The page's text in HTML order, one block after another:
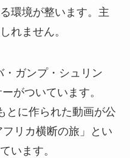
環境が整います。主
れません。
ガンプ・シュリン
がついています。
とに作られた動画が公
リカ横断の旅」とい
います。